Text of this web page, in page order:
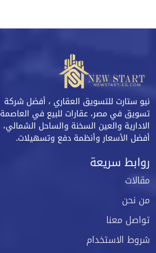
نيو ستارت للتسويق العقاري ، أفضل شركة
تسويق في مصر، عقارات للبيع في العاصمة
الادارية والعين السخنة والساحل الشمالي،
أفضل الأسعار وأنظمة دفع وتسهيلات.
روابط سريعة
مقالات
من نحن
تواصل معنا
شروط الاستخدام